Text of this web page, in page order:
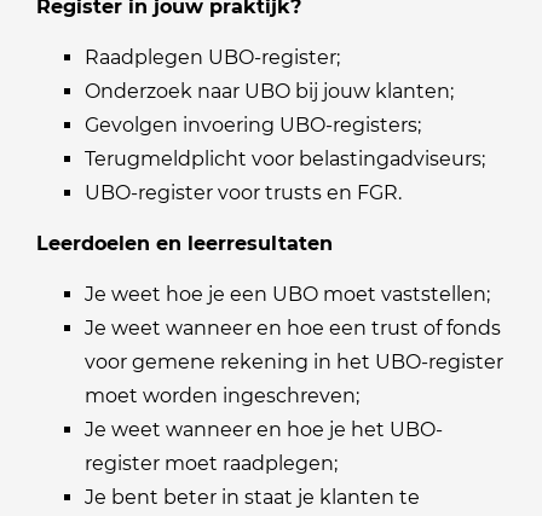
Register in jouw praktijk?
Raadplegen UBO-register;
Onderzoek naar UBO bij jouw klanten;
Gevolgen invoering UBO-registers;
Terugmeldplicht voor belastingadviseurs;
UBO-register voor trusts en FGR.
Leerdoelen en leerresultaten
Je weet hoe je een UBO moet vaststellen;
Je weet wanneer en hoe een trust of fonds
voor gemene rekening in het UBO-register
moet worden ingeschreven;
Je weet wanneer en hoe je het UBO-
register moet raadplegen;
Je bent beter in staat je klanten te